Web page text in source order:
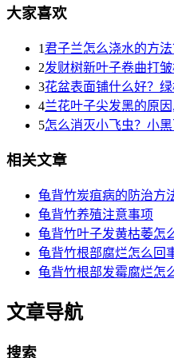
大家喜欢
1君子兰怎么浇水的方法
2发财树新叶子卷曲打
3花盆表面铺什么好？
4兰花叶子尖发黑的原
5怎么消灭小飞虫？小黑
相关文章
龟背竹炭疽病的防治方
龟背竹养殖注意事项
龟背竹叶子发黄枯萎怎
龟背竹根部腐烂怎么回
龟背竹根部发霉腐烂怎
文章导航
搜索